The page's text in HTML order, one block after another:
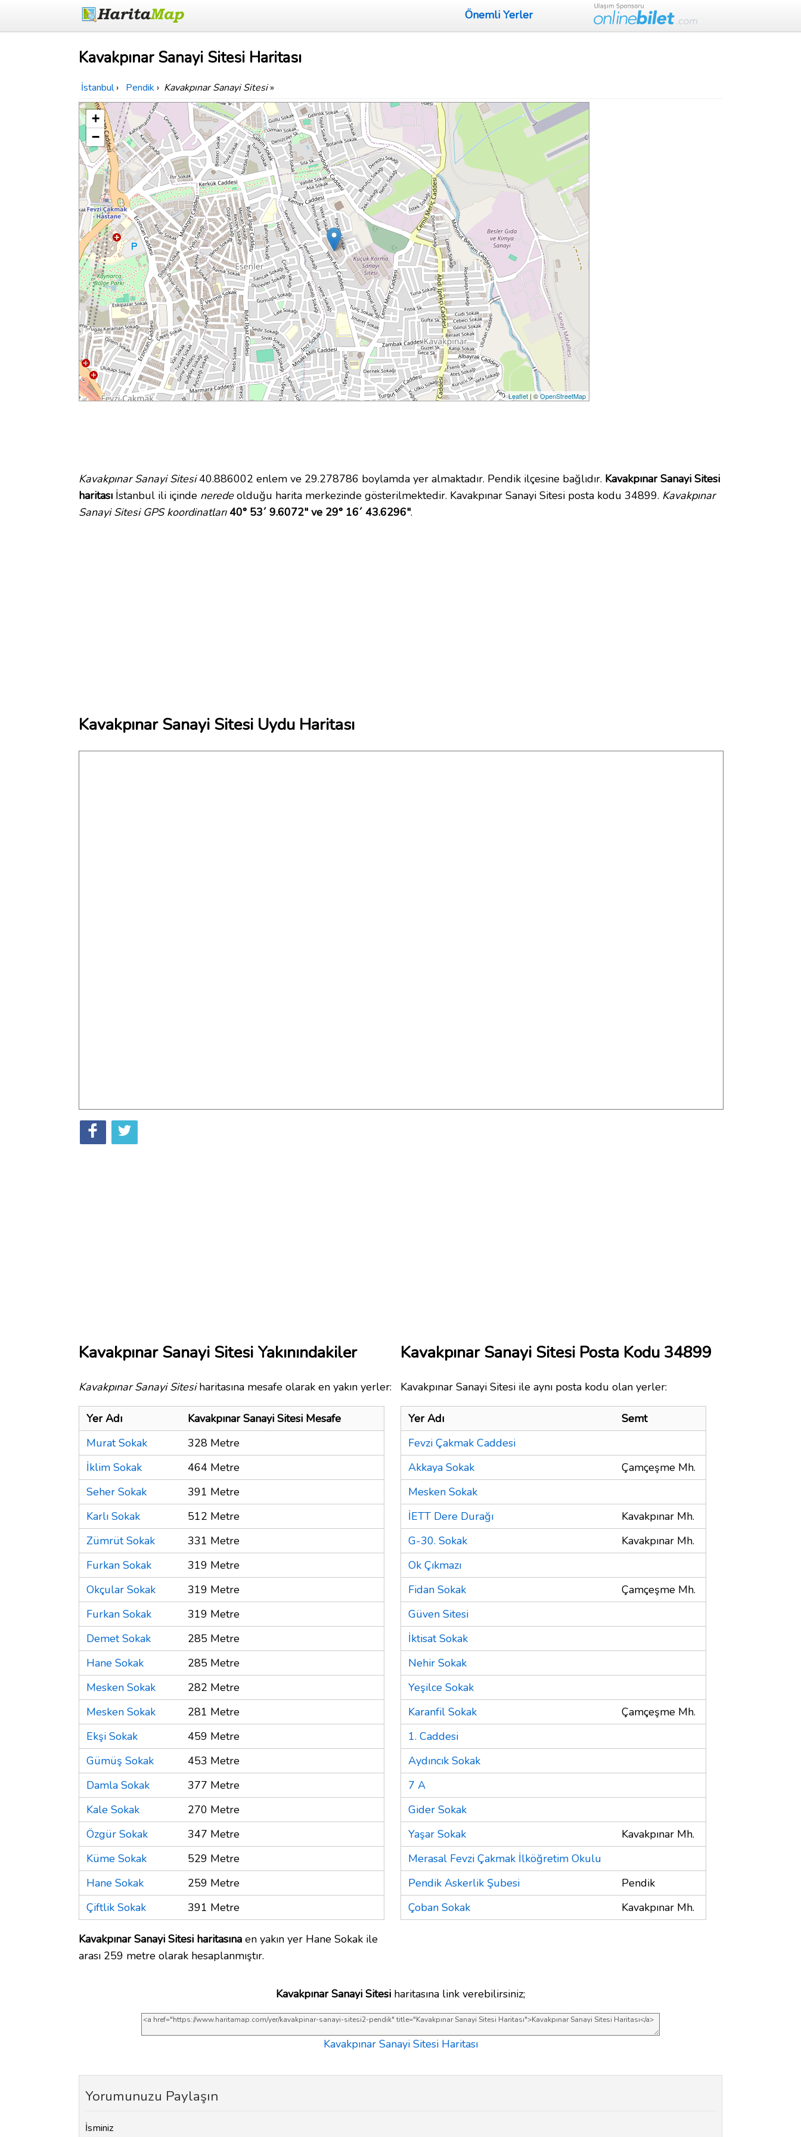
Önemli Yerler
Kavakpınar Sanayi Sitesi Haritası
İstanbul › Pendik › Kavakpınar Sanayi Sitesi»
+
−
Leaflet | ©OpenStreetMap
Kavakpınar Sanayi Sitesi40.886002 enlem ve 29.278786 boylamda yer almaktadır. Pendik ilçesine bağlıdır. Kavakpınar Sanayi Sitesi
haritası İstanbul ili içinde neredeolduğu harita merkezinde gösterilmektedir. Kavakpınar Sanayi Sitesi posta kodu 34899. Kavakpınar
Sanayi Sitesi GPS koordinatları 40° 53´ 9.6072" ve 29° 16´ 43.6296".
Kavakpınar Sanayi Sitesi Uydu Haritası
Kavakpınar Sanayi Sitesi Yakınındakiler
Kavakpınar Sanayi Sitesiharitasına mesafe olarak en yakın yerler:
Yer Adı
Kavakpınar Sanayi Sitesi Mesafe
Murat Sokak
328 Metre
İklim Sokak
464 Metre
Seher Sokak
391 Metre
Karlı Sokak
512 Metre
Zümrüt Sokak
331 Metre
Furkan Sokak
319 Metre
Okçular Sokak
319 Metre
Furkan Sokak
319 Metre
Demet Sokak
285 Metre
Hane Sokak
285 Metre
Mesken Sokak
282 Metre
Mesken Sokak
281 Metre
Ekşi Sokak
459 Metre
Gümüş Sokak
453 Metre
Damla Sokak
377 Metre
Kale Sokak
270 Metre
Özgür Sokak
347 Metre
Küme Sokak
529 Metre
Hane Sokak
259 Metre
Çiftlik Sokak
391 Metre
Kavakpınar Sanayi Sitesi haritasına en yakın yer Hane Sokak ile
arası 259 metre olarak hesaplanmıştır.
Kavakpınar Sanayi Sitesi Posta Kodu 34899
Kavakpınar Sanayi Sitesi ile aynı posta kodu olan yerler:
Yer Adı
Semt
Fevzi Çakmak Caddesi
Akkaya Sokak
Çamçeşme Mh.
Mesken Sokak
İETT Dere Durağı
Kavakpınar Mh.
G-30. Sokak
Kavakpınar Mh.
Ok Çıkmazı
Fidan Sokak
Çamçeşme Mh.
Güven Sitesi
İktisat Sokak
Nehir Sokak
Yeşilce Sokak
Karanfil Sokak
Çamçeşme Mh.
1. Caddesi
Aydıncık Sokak
7 A
Gider Sokak
Yaşar Sokak
Kavakpınar Mh.
Merasal Fevzi Çakmak İlköğretim Okulu
Pendik Askerlik Şubesi
Pendik
Çoban Sokak
Kavakpınar Mh.
Kavakpınar Sanayi Sitesi haritasına link verebilirsiniz;
Kavakpınar Sanayi Sitesi Haritası
Yorumunuzu Paylaşın
İsminiz